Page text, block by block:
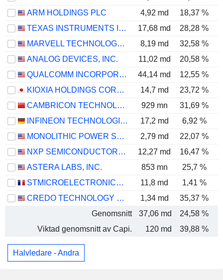
ARM HOLDINGS PLC
4,92 md 18,37 %
TEXAS INSTRUMENTS INCORPORATED
17,68 md 28,28 %
MARVELL TECHNOLOGY GROUP LTD
8,19 md 32,58 %
ANALOG DEVICES, INC.
11,02 md 20,58 %
QUALCOMM INCORPORATED
44,14 md 12,55 %
KIOXIA HOLDINGS CORPORATION
14,7 md 23,72 %
CAMBRICON TECHNOLOGIES CORPORATION LIMITED
929 mn 31,69 %
INFINEON TECHNOLOGIES AG
17,2 md 6,92 %
MONOLITHIC POWER SYSTEMS, INC.
2,79 md 22,07 %
NXP SEMICONDUCTORS N.V.
12,27 md 16,47 %
ASTERA LABS, INC.
853 mn 25,7 %
STMICROELECTRONICS N.V.
11,8 md 1,41 %
CREDO TECHNOLOGY GROUP HOLDING LTD
1,34 md 35,37 %
Genomsnitt
37,06 md 24,58 %
Viktad genomsnitt av Capi.
120 md 39,88 %
Halvledare - Andra